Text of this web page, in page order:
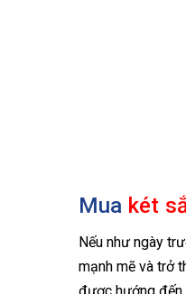
Mua két
Nếu như ngày
mạnh mẽ và trở